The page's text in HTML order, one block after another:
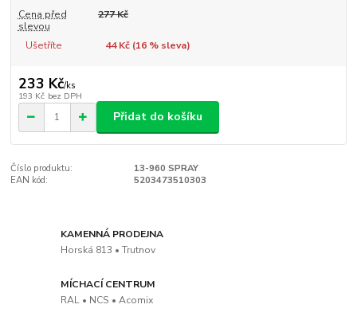
Cena před
slevou
277 Kč
Ušetříte 44 Kč (16% sleva)
233 Kč/ks
193 Kč bez DPH
Přidat do košíku
Číslo produktu:
13-960 SPRAY
EAN kód:
5203473510303
KAMENNÁ PRODEJNA
Horská 813 • Trutnov
MÍCHACÍ CENTRUM
RAL • NCS • Acomix